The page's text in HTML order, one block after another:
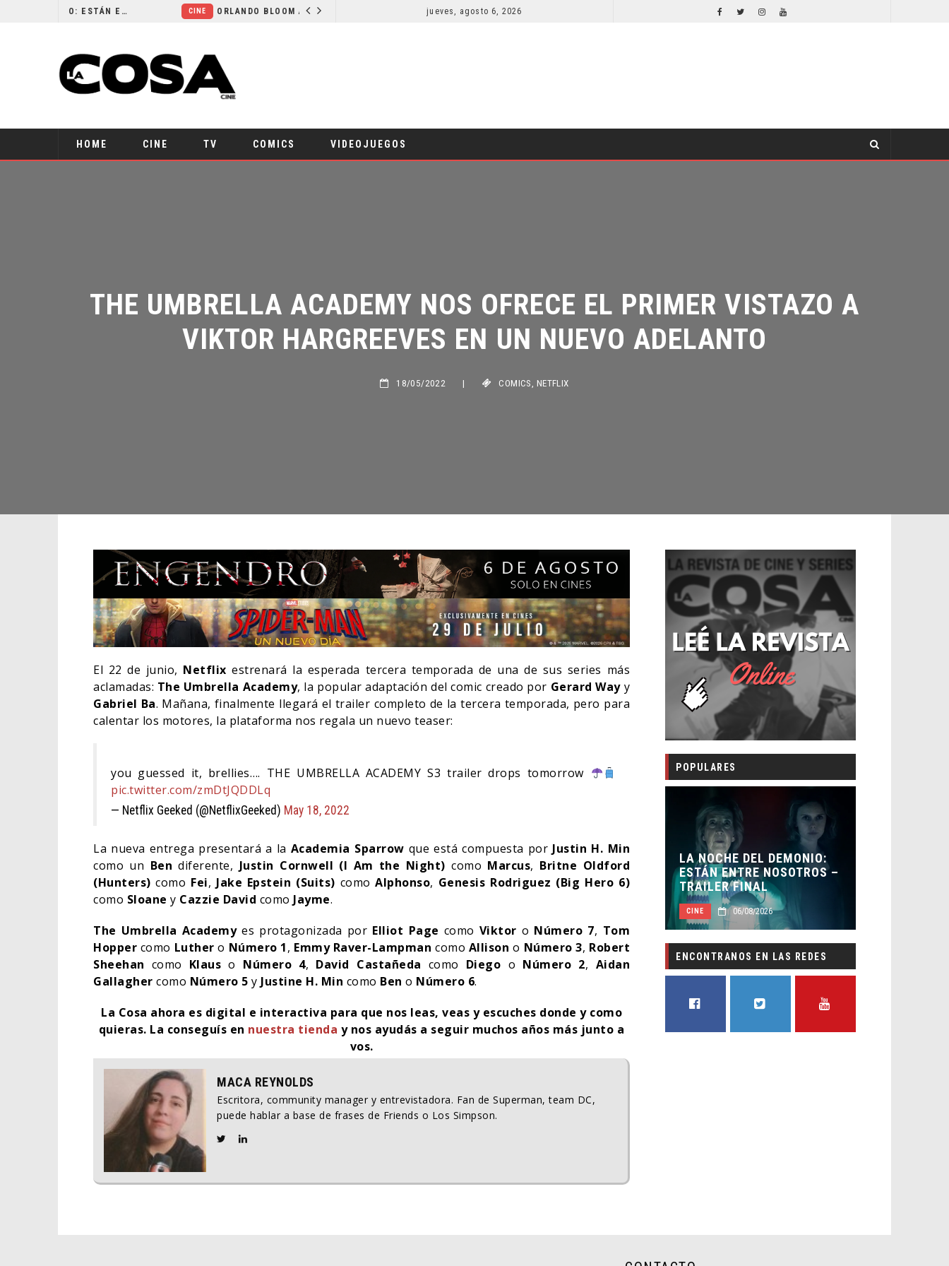
CINE ORLANDO BLOOM AFIRMA HABER RECHAZADO SER BATMAN jueves, agosto 6, 2026
HOME CINE TV COMICS VIDEOJUEGOS
THE UMBRELLA ACADEMY NOS OFRECE EL PRIMER VISTAZO A
VIKTOR HARGREEVES EN UN NUEVO ADELANTO
El 22 de junio, Netflixestrenará la esperada tercera temporada de una de sus series más
aclamadas: The Umbrella Academy, la popular adaptación del comic creado por Gerard Wayy
Gabriel Ba. Mañana, finalmente llegará el trailer completo de la tercera temporada, pero para
calentar los motores, la plataforma nos regala un nuevo teaser:
you guessed it, brellies…. THE UMBRELLA ACADEMY S3 trailer drops tomorrow
pic.twitter.com/zmDtJQDDLq
— Netflix Geeked (@NetflixGeeked) May 18, 2022
La nueva entrega presentará a la Academia Sparrow que está compuesta por Justin H. Min
como un Bendiferente, Justin Cornwell (I Am the Night) como Marcus, Britne Oldford
(Hunters) como Fei, Jake Epstein (Suits) comoAlphonso, Genesis Rodriguez (Big Hero 6)
como Sloane y Cazzie David como Jayme.
The Umbrella Academyes protagonizada por Elliot Page como Viktor o Número 7, Tom
Hopper como Luther o Número 1, Emmy Raver-Lampman como Allison o Número 3, Robert
Sheehan como Klaus o Número 4, David Castañeda como Diego o Número 2, Aidan
Gallagher como Número 5 y Justine H. Min como Ben o Número 6.
La Cosa ahora es digital e interactiva para que nos leas, veas y escuches donde y como
quieras. La conseguís en nuestra tienda y nos ayudás a seguir muchos años más junto a
vos.
MACA REYNOLDS
Escritora, community manager y entrevistadora. Fan de Superman, team DC,
puede hablar a base de frases de Friends o Los Simpson.
POPULARES
¿PODRÍA COLLEEN WING
APARECER EN DAREDEVIL:
BORN AGAIN?
DESTIN DANIEL CRETTON
SOBRE LA CANCELACIÓN
DE WONDER MAN
LA NOCHE DEL DEMONIO:
ESTÁN ENTRE NOSOTROS –
TRAILER FINAL
CINE 06/08/2026
ENCONTRANOS EN LAS REDES